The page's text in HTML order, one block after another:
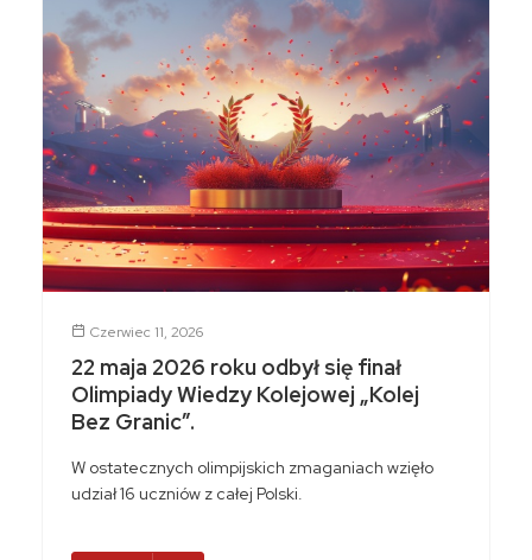
Czerwiec 11, 2026
22 maja 2026 roku odbył się finał
Olimpiady Wiedzy Kolejowej „Kolej
Bez Granic”.
W ostatecznych olimpijskich zmaganiach wzięło
udział 16 uczniów z całej Polski.